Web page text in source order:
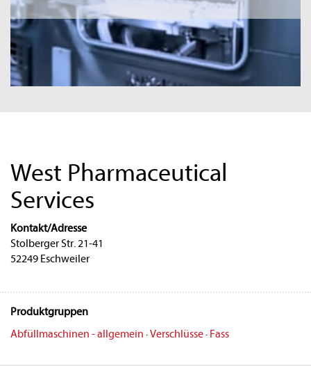
West Pharmaceutical
Services
Kontakt/Adresse
Stolberger Str. 21-41
52249 Eschweiler
Produktgruppen
Abfüllmaschinen - allgemein ·Verschlüsse· Fass